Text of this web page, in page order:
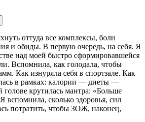
оттуда все комплексы, боли
и обиды. В первую очередь, на себя. Я
над моей быстро сформировавшейся
Вспомнила, как голодала, чтобы
Как изнуряла себя в спортзале. Как
в рамках: калории — диеты —
крутилась мантра: «Больше
вспомнила, сколько здоровья, сил
потратить, чтобы ЗОЖ, наконец,